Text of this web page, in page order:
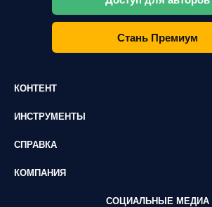
Стань Премиум
КОНТЕНТ
ИНСТРУМЕНТЫ
СПРАВКА
КОМПАНИЯ
СОЦИАЛЬНЫЕ МЕДИА